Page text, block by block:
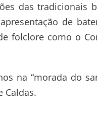
das tradicionais
de
folclore como o
na “morada do
Caldas.